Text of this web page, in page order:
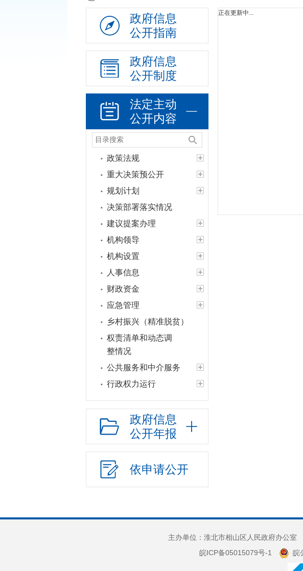
政府信息
公开指南
政府信息
公开制度
法定主动
公开内容
政策法规
重大决策预公开
规划计划
决策部署落实情况
建议提案办理
机构领导
机构设置
人事信息
财政资金
应急管理
乡村振兴（精准脱贫）
权责清单和动态调
整情况
公共服务和中介服务
行政权力运行
“双随机一公开”
网上政务服务
招标采购
上级政策解读
政府信息
公开年报
依申请公开
正在更新中...
主办单位：淮北市相山区人民政府办公
皖ICP备05015079号-1
皖